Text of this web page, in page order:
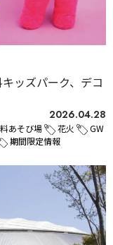
ッズパーク、デコ
2026.04.28
あそび場 花火
GW
期間限定情報